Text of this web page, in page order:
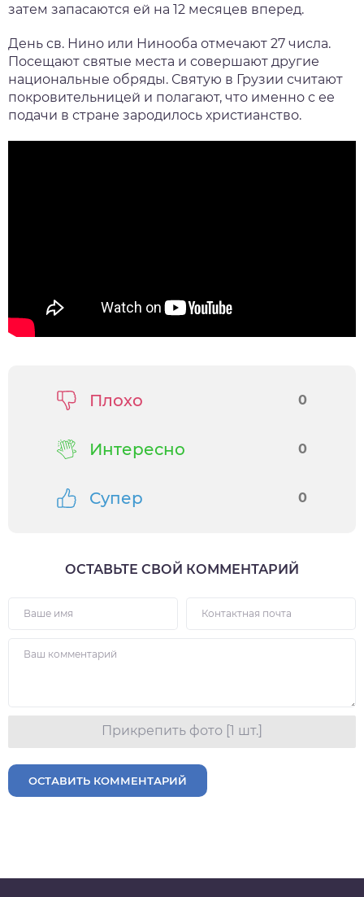
затем запасаются ей на 12 месяцев вперед.
День св. Нино или Нинооба отмечают 27 числа.
Посещают святые места и совершают другие
национальные обряды. Святую в Грузии считают
покровительницей и полагают, что именно с ее
подачи в стране зародилось христианство.
Плохо 0
Интересно 0
Супер 0
ОСТАВЬТЕ СВОЙ КОММЕНТАРИЙ
Прикрепить фото [1 шт.]
ОСТАВИТЬ КОММЕНТАРИЙ